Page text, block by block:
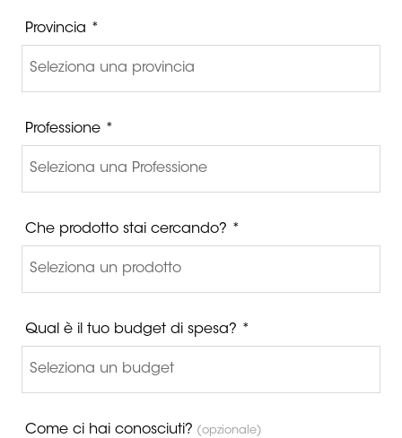
Provincia *
Professione *
Che prodotto stai cercando? *
Qual è il tuo budget di spesa? *
Come ci hai conosciuti? (opzionale)